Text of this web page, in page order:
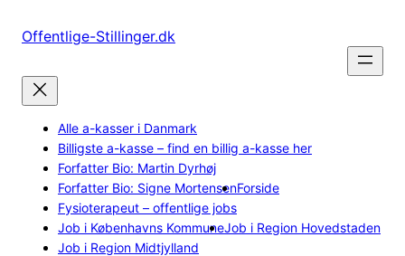
Offentlige-Stillinger.dk
Alle a-kasser i Danmark
Billigste a-kasse – find en billig a-kasse her
Forfatter Bio: Martin Dyrhøj
Forfatter Bio: Signe MortensenForside
Fysioterapeut – offentlige jobs
Job i Københavns KommuneJob i Region Hovedstaden
Job i Region Midtjylland